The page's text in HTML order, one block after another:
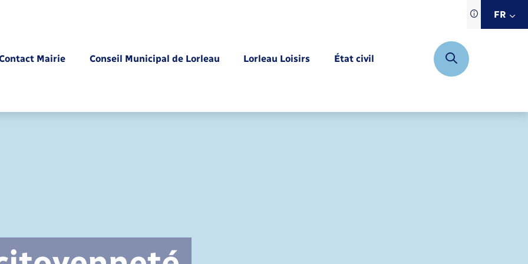
Traduction
siteFR
Mairie Conseil Municipal de Lorleau Lorleau Loisirs État civil